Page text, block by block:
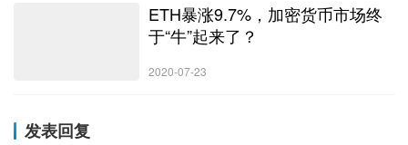
三十多层的高处与总统候选人小罗伯特·F·肯尼迪 (Robert F.
Kennedy, Jr.) 坐下来交谈。电影制片人 Jeremy Poley 拍摄了大约
ETH暴涨9.7%，加密货币市场终
于“牛”起来了？
2020-07-23
发表回复